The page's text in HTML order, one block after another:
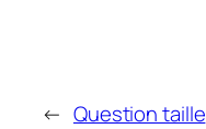
← Question taille